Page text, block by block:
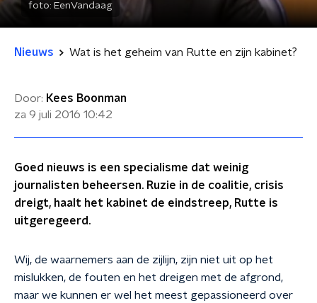
foto: EenVandaag
Nieuws Wat is het geheim van Rutte en zijn kabinet?
Door: Kees Boonman
za 9 juli 2016 10:42
Goed nieuws is een specialisme dat weinig
journalisten beheersen. Ruzie in de coalitie, crisis
dreigt, haalt het kabinet de eindstreep, Rutte is
uitgeregeerd.
Wij, de waarnemers aan de zijlijn, zijn niet uit op het
mislukken, de fouten en het dreigen met de afgrond,
maar we kunnen er wel het meest gepassioneerd over